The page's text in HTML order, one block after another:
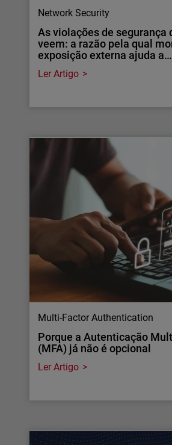
Network Security
As violações de segurança
veem: a razão pela qual
exposição externa ajuda a…
Ler Artigo
Multi-Factor Authentication
Porque a Autenticação
(MFA) já não é opcional
Ler Artigo